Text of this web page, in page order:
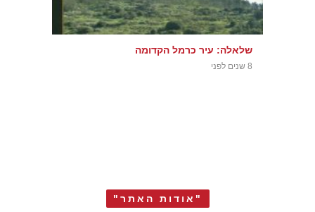
שלאלה: עיר כרמל הקדומה
8 שנים לפני
"אודות האתר"